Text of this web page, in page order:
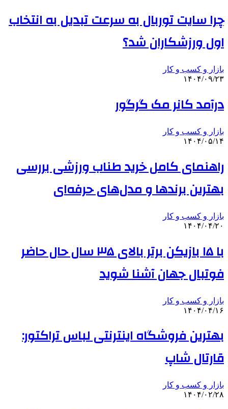
چرا سایت توربال به ‌سرعت تبدیل به انتخاب
اول ورزشکاران شد؟
بازار و کسب و کار
۱۴۰۴/۰۹/۲۳
درآمد کانر مک گرگور
بازار و کسب و کار
۱۴۰۴/۰۵/۱۴
راهنمای کامل خرید طناب ورزشی بررسی
بهترین برندها و مدل‌های حرفه‌ای
بازار و کسب و کار
۱۴۰۴/۰۴/۲۰
با ۱۵ بازیکن برتر بالای ۳۵ سال حال حاضر
فوتبال جهان آشنا شوید
بازار و کسب و کار
۱۴۰۴/۰۴/۱۶
بهترین فروشگاه اینترنتی لباس تراکتور:
قارتال شاپ
بازار و کسب و کار
۱۴۰۴/۰۲/۲۸